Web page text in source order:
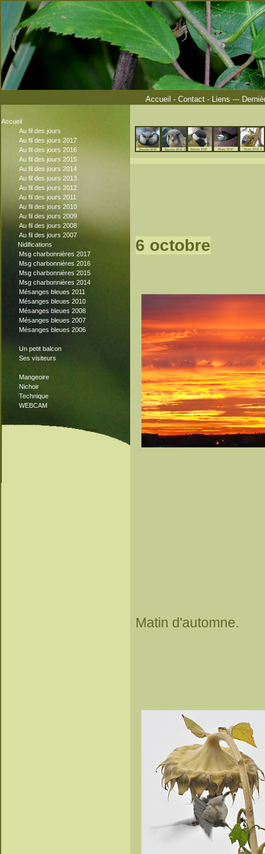
Accueil - Contact- Liens ---
Accueil
Au fil des jours
Au fil des jours 2017
Au fil des jours 2016
Au fil des jours 2015
Au fil des jours 2014
Au fil des jours 2013
Au fil des jours 2012
Au fil des jours 2011
Au fil des jours 2010
Au fil des jours 2009
Au fil des jours 2008
Au fil des jours 2007
Nidifications
Msg charbonnières 2017
Msg charbonnières 2016
Msg charbonnières 2015
Msg charbonnières 2014
Mésanges bleues 2011
Mésanges bleues 2010
Mésanges bleues 2008
Mésanges bleues 2007
Mésanges bleues 2006
Un petit balcon
Ses visiteurs
Mangeoire
Nichoir
Technique
WEBCAM
6 octobre
Matin d'automne.